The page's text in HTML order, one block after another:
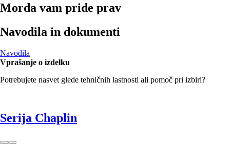
Morda vam pride prav
Navodila in dokumenti
Navodila
Vprašanje o izdelku
Potrebujete nasvet glede tehničnih lastnosti ali pomoč pri izbiri?
Serija Chaplin